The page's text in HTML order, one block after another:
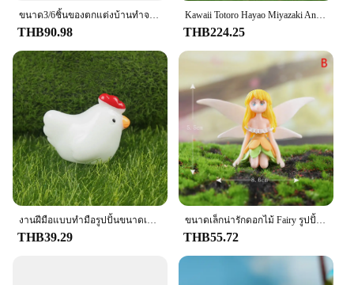
ขนาด3/6ชิ้นของตกแต่งบ้านทำจากเรซินผสมของตกแต่งในสวนนางฟ้าน่ารักขนาดเล็กพืชภูมิทัศน์ไมโครงานฝีมือแบบ DIY
THB90.98
Kawaii Totoro Hayao Miyazaki Anime Fairy Tale เอลฟ์ลึกลับกล่องกล่องตาบอดอะนิเมะรุ่นเด็กของขวัญวันเกิดห้องนอนตกแต่งบ้าน
THB224.25
THB39.29 THB55.72